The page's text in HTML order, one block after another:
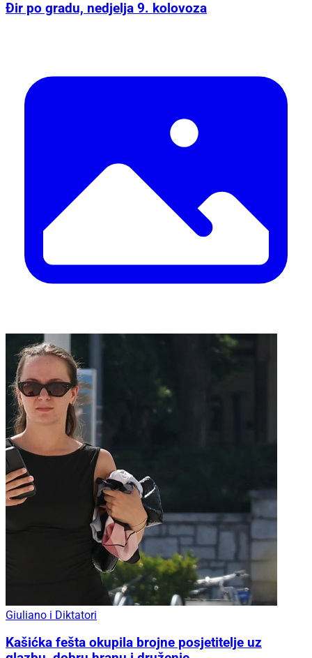
Đir po gradu, nedjelja 9. kolovoza
Giuliano i Diktatori
Kašićka fešta okupila brojne posjetitelje uz